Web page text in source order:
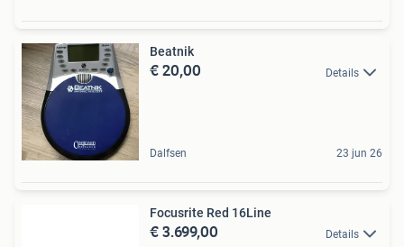
Beatnik
€ 20,00 Details
Dalfsen 23 jun 26
Focusrite Red 16Line
€ 3.699,00 Details